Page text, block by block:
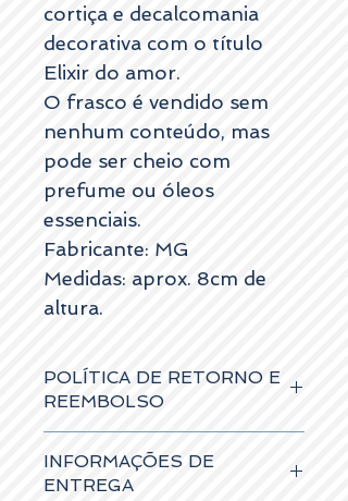
cortiça e decalcomania
decorativa com o título
Elixir do amor.
O frasco é vendido sem
nenhum conteúdo, mas
pode ser cheio com
prefume ou óleos
essenciais.
Fabricante: MG
Medidas: aprox. 8cm de
altura.
POLÍTICA DE RETORNO E
REEMBOLSO
prazo máximo de 15 dias úteis a contar da
data de entrega, caso não tenham
INFORMAÇÕES DE
ENTREGA